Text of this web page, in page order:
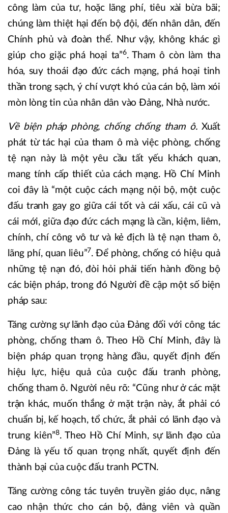
công làm của tư, hoặc lãng phí, tiêu xài bừa bãi;
chúng làm thiệt hại đến bộ đội, đến nhân dân, đến
Chính phủ và đoàn thể. Như vậy, không khác gì
giúp cho giặc phá hoại ta”6. Tham ô còn làm tha
hóa, suy thoái đạo đức cách mạng, phá hoại tinh
thần trong sạch, ý chí vượt khó của cán bộ, làm xói
mòn lòng tin của nhân dân vào Đảng, Nhà nước.
Về biện pháp phòng, chống chống tham ô.Xuất
phát từ tác hại của tham ô mà việc phòng, chống
tệ nạn này là một yêu cầu tất yếu khách quan,
mang tính cấp thiết của cách mạng. Hồ Chí Minh
coi đây là “một cuộc cách mạng nội bộ, một cuộc
đấu tranh gay go giữa cái tốt và cái xấu, cái cũ và
cái mới, giữa đạo đức cách mạng là cần, kiệm, liêm,
chính, chí công vô tư và kẻ địch là tệ nạn tham ô,
lãng phí, quan liêu”7. Để phòng, chống có hiệu quả
những tệ nạn đó, đòi hỏi phải tiến hành đồng bộ
các biện pháp, trong đó Người đề cập một số biện
pháp sau:
Tăng cường sự lãnh đạo của Đảng đối với công tác
phòng, chống tham ô. Theo Hồ Chí Minh, đây là
biện pháp quan trọng hàng đầu, quyết định đến
hiệu lực, hiệu quả của cuộc đấu tranh phòng,
chống tham ô. Người nêu rõ: “Cũng như ở các mặt
trận khác, muốn thắng ở mặt trận này, ắt phải có
chuẩn bị, kế hoạch, tổ chức, ắt phải có lãnh đạo và
trung kiên”8. Theo Hồ Chí Minh, sự lãnh đạo của
Đảng là yếu tố quan trọng nhất, quyết định đến
thành bại của cuộc đấu tranh PCTN.
Tăng cường công tác tuyên truyền giáo dục, nâng
cao nhận thức cho cán bộ, đảng viên và quần